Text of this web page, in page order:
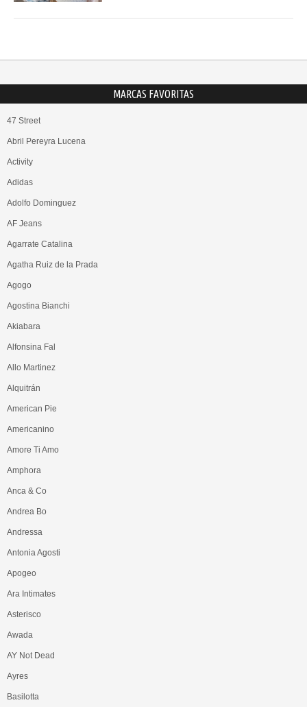
MARCAS FAVORITAS
47 Street
Abril Pereyra Lucena
Activity
Adidas
Adolfo Dominguez
AF Jeans
Agarrate Catalina
Agatha Ruiz de la Prada
Agogo
Agostina Bianchi
Akiabara
Alfonsina Fal
Allo Martinez
Alquitrán
American Pie
Americanino
Amore Ti Amo
Amphora
Anca & Co
Andrea Bo
Andressa
Antonia Agosti
Apogeo
Ara Intimates
Asterisco
Awada
AY Not Dead
Ayres
Basilotta